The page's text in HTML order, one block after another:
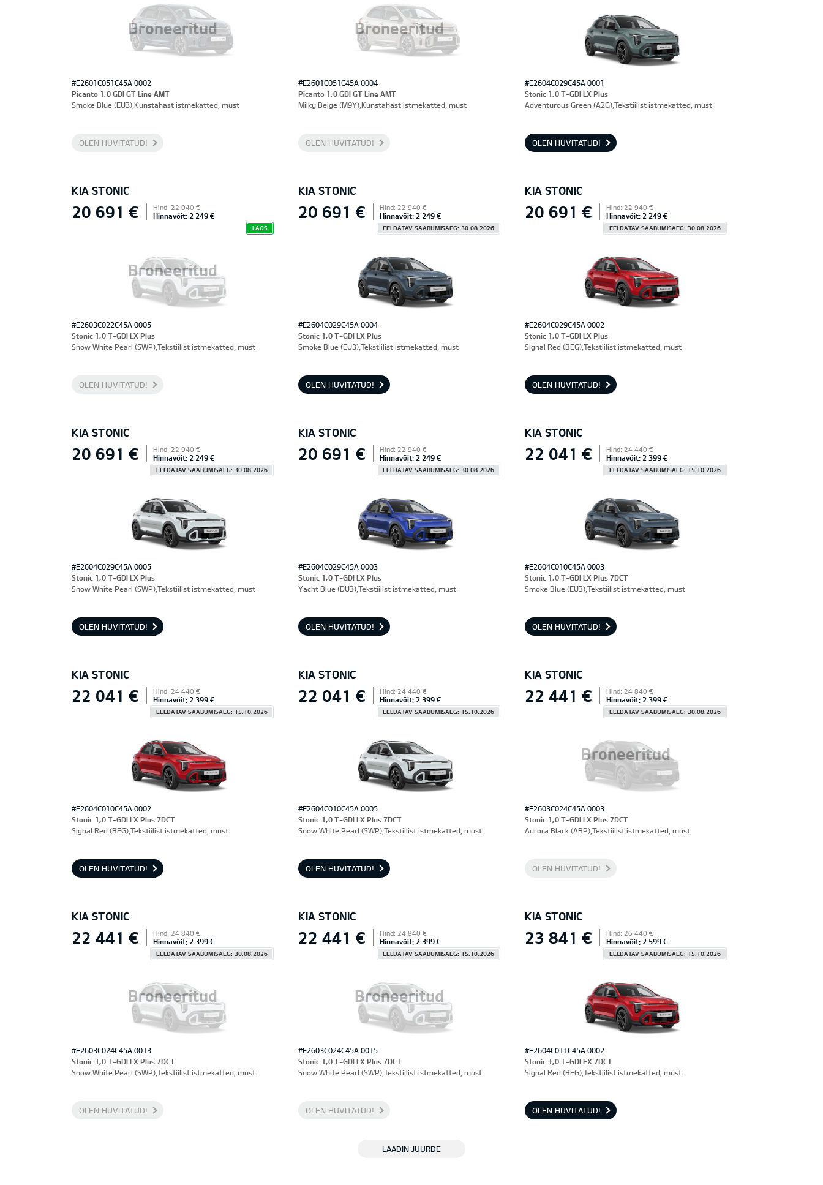
Broneeritud
#E2601C051C45A 0002
Picanto 1,0 GDI GT Line AMT
Smoke Blue (EU3),Kunstahast istmekatted, must
OLEN HUVITATUD!
Broneeritud
#E2601C051C45A 0004
Picanto 1,0 GDI GT Line AMT
Milky Beige (M9Y),Kunstahast istmekatted, must
OLEN HUVITATUD!
#E2604C029C45A 0001
Stonic 1,0 T-GDI LX Plus
Adventurous Green (A2G),Tekstiilist istmekatted, must
OLEN HUVITATUD!
KIA STONIC
Broneeritud
20 691 € Hind: 22 940 €
Hinnavõit: 2 249 €
LAOS
#E2603C022C45A 0005
Stonic 1,0 T-GDI LX Plus
Snow White Pearl (SWP),Tekstiilist istmekatted, must
OLEN HUVITATUD!
KIA STONIC
20 691 € Hind: 22 940 €
Hinnavõit: 2 249 €
EELDATAV SAABUMISAEG: 30.08.2026
#E2604C029C45A 0004
Stonic 1,0 T-GDI LX Plus
Smoke Blue (EU3),Tekstiilist istmekatted, must
OLEN HUVITATUD!
KIA STONIC
20 691 € Hind: 22 940 €
Hinnavõit: 2 249 €
EELDATAV SAABUMISAEG: 30.08.2026
#E2604C029C45A 0002
Stonic 1,0 T-GDI LX Plus
Signal Red (BEG),Tekstiilist istmekatted, must
OLEN HUVITATUD!
KIA STONIC
20 691 € Hind: 22 940 €
Hinnavõit: 2 249 €
EELDATAV SAABUMISAEG: 30.08.2026
#E2604C029C45A 0005
Stonic 1,0 T-GDI LX Plus
Snow White Pearl (SWP),Tekstiilist istmekatted, must
OLEN HUVITATUD!
KIA STONIC
20 691 € Hind: 22 940 €
Hinnavõit: 2 249 €
EELDATAV SAABUMISAEG: 30.08.2026
#E2604C029C45A 0003
Stonic 1,0 T-GDI LX Plus
Yacht Blue (DU3),Tekstiilist istmekatted, must
OLEN HUVITATUD!
KIA STONIC
22 041 € Hind: 24 440 €
Hinnavõit: 2 399 €
EELDATAV SAABUMISAEG: 15.10.2026
#E2604C010C45A 0003
Stonic 1,0 T-GDI LX Plus 7DCT
Smoke Blue (EU3),Tekstiilist istmekatted, must
OLEN HUVITATUD!
KIA STONIC
22 041 € Hind: 24 440 €
Hinnavõit: 2 399 €
EELDATAV SAABUMISAEG: 15.10.2026
#E2604C010C45A 0002
Stonic 1,0 T-GDI LX Plus 7DCT
Signal Red (BEG),Tekstiilist istmekatted, must
OLEN HUVITATUD!
KIA STONIC
22 041 € Hind: 24 440 €
Hinnavõit: 2 399 €
EELDATAV SAABUMISAEG: 15.10.2026
#E2604C010C45A 0005
Stonic 1,0 T-GDI LX Plus 7DCT
Snow White Pearl (SWP),Tekstiilist istmekatted, must
OLEN HUVITATUD!
KIA STONIC
Broneeritud
22 441 € Hind: 24 840 €
Hinnavõit: 2 399 €
EELDATAV SAABUMISAEG: 30.08.2026
#E2603C024C45A 0003
Stonic 1,0 T-GDI LX Plus 7DCT
Aurora Black (ABP),Tekstiilist istmekatted, must
OLEN HUVITATUD!
KIA STONIC
Broneeritud
22 441 € Hind: 24 840 €
Hinnavõit: 2 399 €
EELDATAV SAABUMISAEG: 30.08.2026
#E2603C024C45A 0013
Stonic 1,0 T-GDI LX Plus 7DCT
Snow White Pearl (SWP),Tekstiilist istmekatted, must
OLEN HUVITATUD!
KIA STONIC
Broneeritud
22 441 € Hind: 24 840 €
Hinnavõit: 2 399 €
EELDATAV SAABUMISAEG: 15.10.2026
#E2603C024C45A 0015
Stonic 1,0 T-GDI LX Plus 7DCT
Snow White Pearl (SWP),Tekstiilist istmekatted, must
OLEN HUVITATUD!
KIA STONIC
23 841 € Hind: 26 440 €
Hinnavõit: 2 599 €
EELDATAV SAABUMISAEG: 15.10.2026
#E2604C011C45A 0002
Stonic 1,0 T-GDI EX 7DCT
Signal Red (BEG),Tekstiilist istmekatted, must
OLEN HUVITATUD!
LAADIN JUURDE